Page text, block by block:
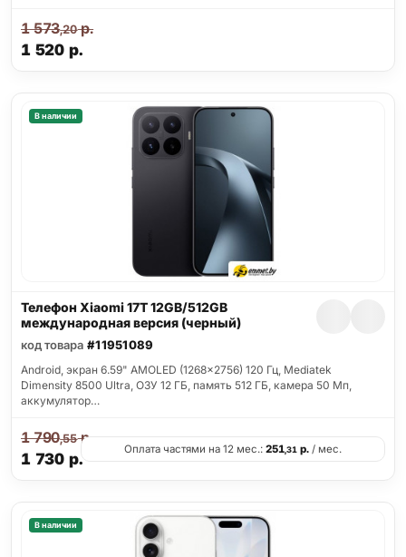
1 520 р.
1 573,20р.
В наличии
Телефон Xiaomi 17T 12GB/512GB
международная версия (черный)
код товара #11951089
Android, экран 6.59" AMOLED (1268x2756) 120 Гц, Mediatek
Dimensity 8500 Ultra, ОЗУ 12 ГБ, память 512 ГБ, камера 50 Мп,
аккумулятор…
1 730 р.
1 790,55р.
Оплата частями на 12 мес.: 251,31 р. / мес.
В наличии